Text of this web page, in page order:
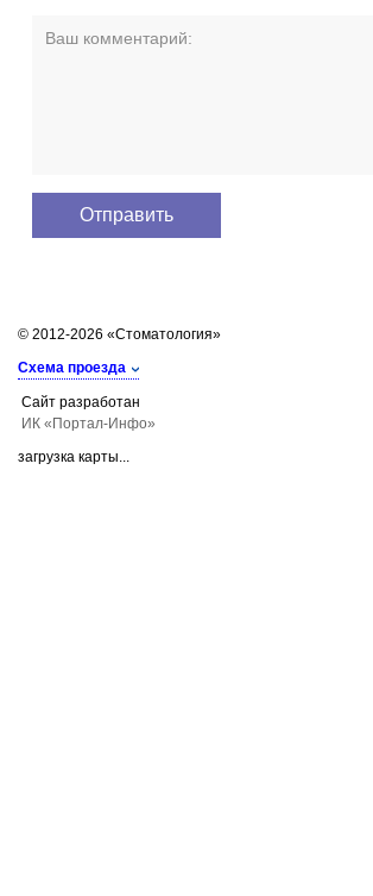
© 2012-2026 «Стоматология»
Схема проезда
Сайт разработан
ИК «Портал-Инфо»
загрузка карты...